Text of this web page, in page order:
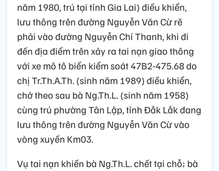
năm 1980, trú tại tỉnh Gia Lai) điều khiển,
lưu thông trên đường Nguyễn Văn Cừ rẽ
phải vào đường Nguyễn Chí Thanh, khi đi
đến địa điểm trên xảy ra tai nạn giao thông
với xe mô tô biển kiểm soát 47B2-475.68 do
chị Tr.Th.A.Th. (sinh năm 1989) điều khiển,
chở theo sau bà Ng.Th.L. (sinh năm 1958)
cùng trú phường Tân Lập, tỉnh Đắk Lắk đang
lưu thông trên đường Nguyễn Văn Cừ vào
vòng xuyến Km03.
Vụ tai nạn khiến bà Ng.Th.L. chết tại chỗ; bà